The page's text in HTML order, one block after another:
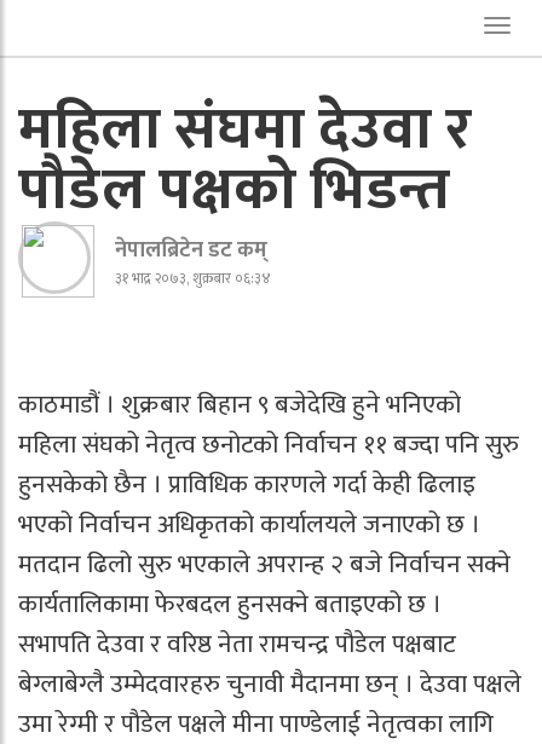
महिला संघमा देउवा र
पौडेल पक्षको भिडन्त
नेपालब्रिटेन डट कम्
३१ भाद्र २०७३, शुक्रबार ०६:३४
काठमाडौं । शुक्रबार बिहान ९ बजेदेखि हुने भनिएको
महिला संघको नेतृत्व छनोटको निर्वाचन ११ बज्दा पनि सुरु
हुनसकेको छैन । प्राविधिक कारणले गर्दा केही ढिलाइ
भएको निर्वाचन अधिकृतको कार्यालयले जनाएको छ ।
मतदान ढिलो सुरु भएकाले अपरान्ह २ बजे निर्वाचन सक्ने
कार्यतालिकामा फेरबदल हुनसक्ने बताइएको छ ।
सभापति देउवा र वरिष्ठ नेता रामचन्द्र पौडेल पक्षबाट
बेग्लाबेग्लै उम्मेदवारहरु चुनावी मैदानमा छन् । देउवा पक्षले
उमा रेग्मी र पौडेल पक्षले मीना पाण्डेलाई नेतृत्वका लागि